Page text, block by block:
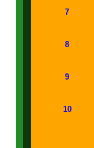
7
8
9
10